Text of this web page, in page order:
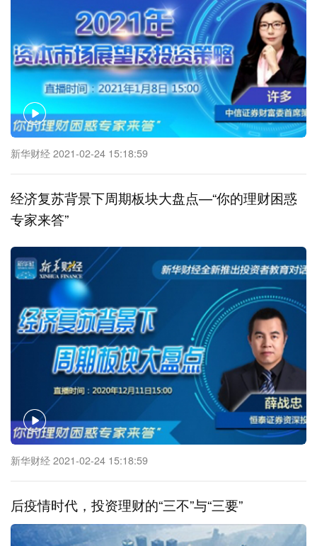
新华财经 2021-02-24 15:18:59
经济复苏背景下周期板块大盘点—“你的理财困惑
专家来答”
新华财经 2021-02-24 15:18:59
后疫情时代，投资理财的“三不”与“三要”